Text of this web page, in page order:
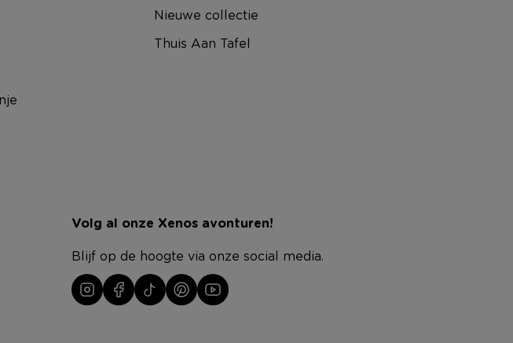
Nieuwe collectie
Thuis Aan Tafel
Volg al onze Xenos avonturen!
Blijf op de hoogte via onze social media.